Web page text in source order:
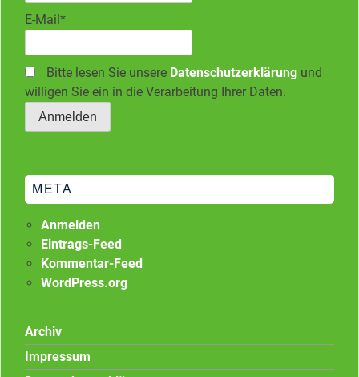
E-Mail*
Bitte lesen Sie unsere Datenschutzerklärung und
willigen Sie ein in die Verarbeitung Ihrer Daten.
META
Anmelden
Eintrags-Feed
Kommentar-Feed
WordPress.org
Archiv
Impressum